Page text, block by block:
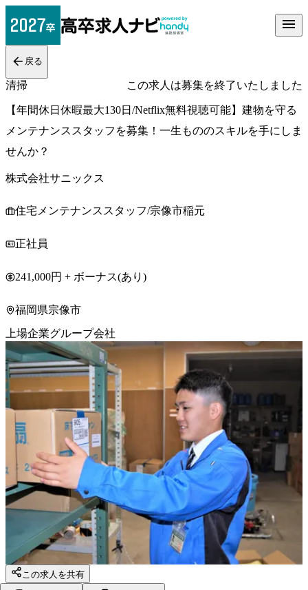
戻る
清掃 この求人は募集を終了いたしました
【年間休日休暇最大130日/Netflix無料視聴可能】建物を守る
メンテナンススタッフを募集！一生もののスキルを手にしま
せんか？
株式会社サニックス
住宅メンテナンススタッフ/宗像市稲元
正社員
241,000円 + ボーナス(あり)
福岡県宗像市
上場企業グループ会社
この求人を共有